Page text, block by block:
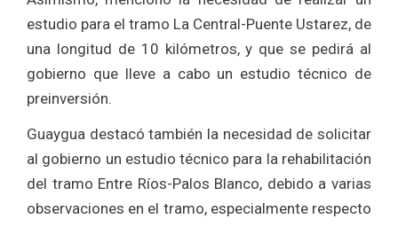
estudio para el tramo La Central-Puente Ustarez, de
una longitud de 10 kilómetros, y que se pedirá al
gobierno que lleve a cabo un estudio técnico de
preinversión.
Guaygua destacó también la necesidad de solicitar
al gobierno un estudio técnico para la rehabilitación
del tramo Entre Ríos-Palos Blanco, debido a varias
observaciones en el tramo, especialmente respecto